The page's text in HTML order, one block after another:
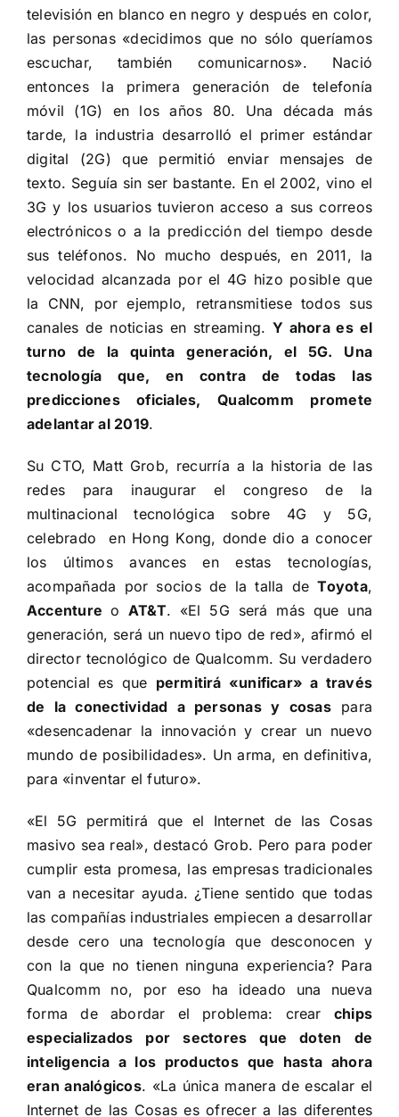
televisión en blanco en negro y después en color,
las personas «decidimos que no sólo queríamos
escuchar, también comunicarnos». Nació
entonces la primera generación de telefonía
móvil (1G) en los años 80. Una década más
tarde, la industria desarrolló el primer estándar
digital (2G) que permitió enviar mensajes de
texto. Seguía sin ser bastante. En el 2002, vino el
3G y los usuarios tuvieron acceso a sus correos
electrónicos o a la predicción del tiempo desde
sus teléfonos. No mucho después, en 2011, la
velocidad alcanzada por el 4G hizo posible que
la CNN, por ejemplo, retransmitiese todos sus
canales de noticias en streaming. Y ahora es el
turno de la quinta generación, el 5G. Una
tecnología que, en contra de todas las
predicciones oficiales, Qualcomm promete
adelantar al 2019.
Su CTO, Matt Grob, recurría a la historia de las
redes para inaugurar el congreso de la
multinacional tecnológica sobre 4G y 5G,
celebrado en Hong Kong, donde dio a conocer
los últimos avances en estas tecnologías,
acompañada por socios de la talla deToyota,
Accenture o AT&T. «El 5G será más que una
generación, será un nuevo tipo de red», afirmó el
director tecnológico de Qualcomm. Su verdadero
potencial es que permitirá «unificar» a través
de la conectividad a personas y cosaspara
«desencadenar la innovación y crear un nuevo
mundo de posibilidades». Un arma, en definitiva,
para «inventar el futuro».
«El 5G permitirá que el Internet de las Cosas
masivo sea real», destacó Grob. Pero para poder
cumplir esta promesa, las empresas tradicionales
van a necesitar ayuda. ¿Tiene sentido que todas
las compañías industriales empiecen a desarrollar
desde cero una tecnología que desconocen y
con la que no tienen ninguna experiencia? Para
Qualcomm no, por eso ha ideado una nueva
forma de abordar el problema: crear chips
especializados por sectores que doten de
inteligencia a los productos que hasta ahora
eran analógicos. «La única manera de escalar el
Internet de las Cosas es ofrecer a las diferentes